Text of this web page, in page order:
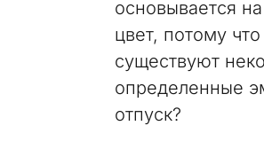
основывается
цвет, потому
существуют
определенные
отпуск?